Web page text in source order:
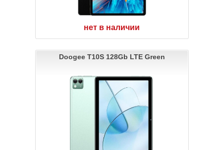
нет в наличии
Doogee T10S 128Gb LTE Green